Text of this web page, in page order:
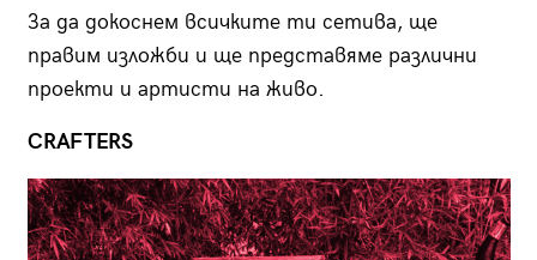
За да докоснем всичките ти сетива, ще
правим изложби и ще представяме различни
проекти и артисти на живо.
CRAFTERS